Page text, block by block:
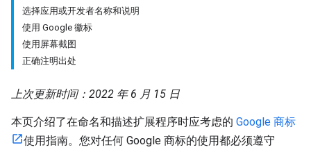
选择应用或开发者名称和说明
使用 Google 徽标
使用屏幕截图
正确注明出处
上次更新时间：2022 年 6 月 15 日
本页介绍了在命名和描述扩展程序时应考虑的 Google 商标
使用指南。您对任何 Google 商标的使用都必须遵守